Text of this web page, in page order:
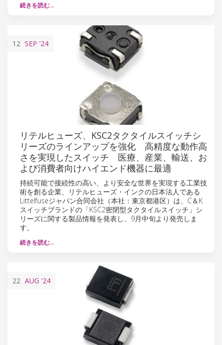
続きを読む…
12 SEP '24
リテルヒューズ、KSC2タクタイルスイッチシ
リーズのラインアップを強化 高精度な動作高
さを実現したスイッチ 医療、産業、輸送、お
よび消費者向けハイエンド機器に最適
持続可能で接続性の高い、より安全な世界を実現する工業技
術を創る企業、リテルヒューズ・インクの日本法人である
Littelfuseジャパン合同会社（本社：東京都港区）は、C＆K
スイッチブランドの「KSC2密閉型タクタイルスイッチ」シ
リーズに関する製品情報を発表し、9月中旬より発売しま
す。
続きを読む…
22 AUG '24